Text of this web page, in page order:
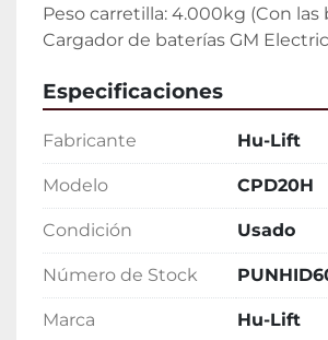
Peso carretilla: 4.000kg (Con las
Cargador de baterías GM Electric
Especificaciones
Fabricante Hu-Lift
Modelo CPD20H
Condición Usado
Número de Stock
Marca Hu-Lift